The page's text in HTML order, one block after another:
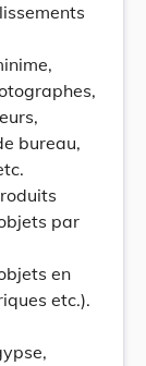
bureau,
par
en
etc.).